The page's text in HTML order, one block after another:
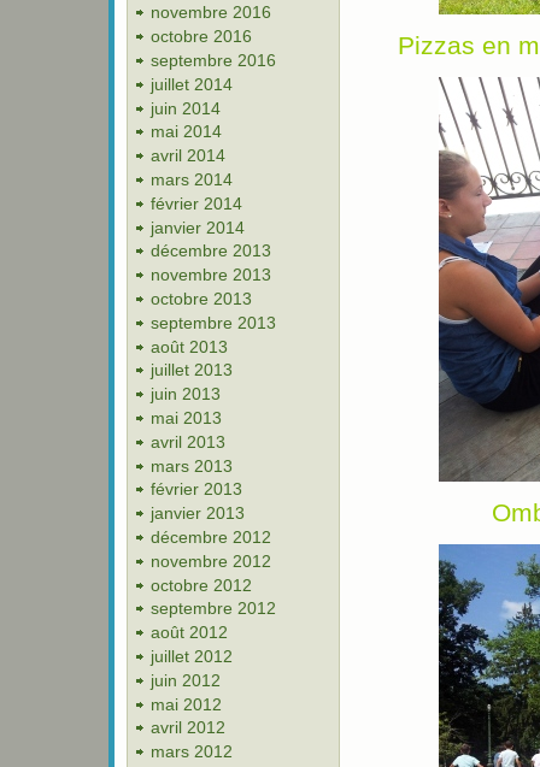
novembre 2016
octobre 2016
septembre 2016
juillet 2014
juin 2014
mai 2014
avril 2014
mars 2014
février 2014
janvier 2014
décembre 2013
novembre 2013
octobre 2013
septembre 2013
août 2013
juillet 2013
juin 2013
mai 2013
avril 2013
mars 2013
février 2013
janvier 2013
décembre 2012
novembre 2012
octobre 2012
septembre 2012
août 2012
juillet 2012
juin 2012
mai 2012
avril 2012
mars 2012
Pizzas en